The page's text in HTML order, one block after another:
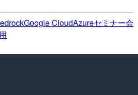
Google CloudAzureセミナー会